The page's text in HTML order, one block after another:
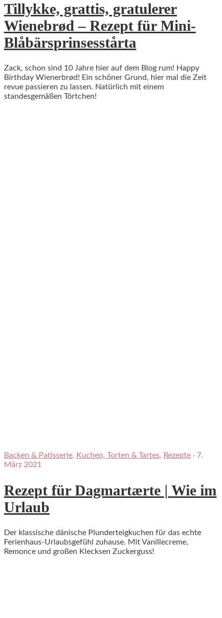
Tillykke, grattis, gratulerer
Wienebrød – Rezept für Mini-
Blåbärsprinsesstårta
Zack, schon sind 10 Jahre hier auf dem Blog rum! Happy
Birthday Wienerbrød! Ein schöner Grund, hier mal die Zeit
revue passieren zu lassen. Natürlich mit einem
standesgemäßen Törtchen!
Backen & Patisserie, Kuchen, Torten & Tartes, Rezepte · 7.
März 2021
Rezept für Dagmartærte | Wie im
Urlaub
Der klassische dänische Plunderteigkuchen für das echte
Ferienhaus-Urlaubsgefühl zuhause. Mit Vanillecreme,
Remonce und großen Klecksen Zuckerguss!